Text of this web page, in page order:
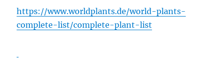
https://www.worldplants.de/world-plants-
complete-list/complete-plant-list